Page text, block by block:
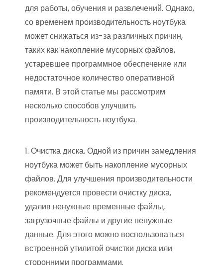
для работы, обучения и развлечений. Однако,
со временем производительность ноутбука
может снижаться из-за различных причин,
таких как накопление мусорных файлов,
устаревшее программное обеспечение или
недостаточное количество оперативной
памяти. В этой статье мы рассмотрим
несколько способов улучшить
производительность ноутбука.
1. Очистка диска. Одной из причин замедления
ноутбука может быть накопление мусорных
файлов. Для улучшения производительности
рекомендуется провести очистку диска,
удалив ненужные временные файлы,
загрузочные файлы и другие ненужные
данные. Для этого можно воспользоваться
встроенной утилитой очистки диска или
сторонними программами.